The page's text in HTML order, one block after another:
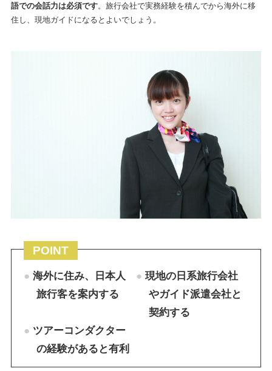
語での会話力は必須です。旅行会社で実務経験を積んでから海外に移
住し、現地ガイドになるとよいでしょう。
POINT
海外に住み、日本人
旅行客を案内する
現地の日系旅行会社
やガイド派遣会社と
契約する
ツアーコンダクター
の経験があると有利